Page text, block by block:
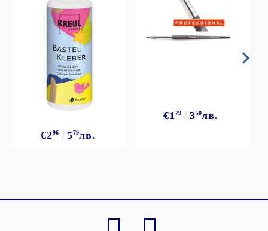
€296 579лв.
€1 79 350лв.